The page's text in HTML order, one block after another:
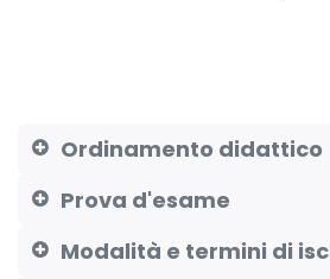
Ordinamento didattico
Prova d'esame
Modalità e termini di